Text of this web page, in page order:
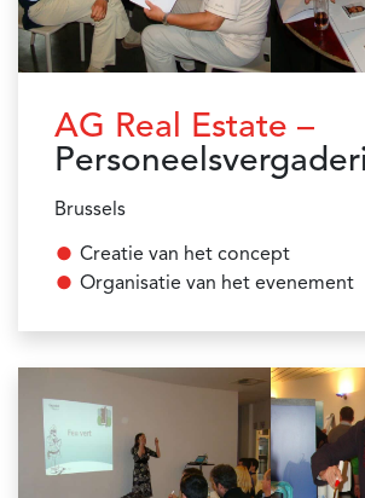
AG Real Estate –
Brussels
Creatie van het concept
Organisatie van het evenement